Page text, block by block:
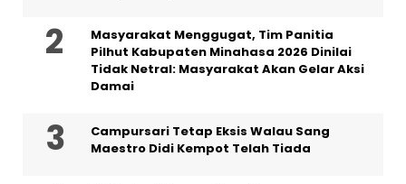
Masyarakat Menggugat, Tim Panitia
Pilhut Kabupaten Minahasa 2026 Dinilai
Tidak Netral: Masyarakat Akan Gelar Aksi
Damai
Campursari Tetap Eksis Walau Sang
Maestro Didi Kempot Telah Tiada